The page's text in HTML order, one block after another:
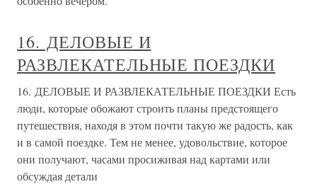
16. ДЕЛОВЫЕ И
РАЗВЛЕКАТЕЛЬНЫЕ ПОЕЗДКИ
16. ДЕЛОВЫЕ И РАЗВЛЕКАТЕЛЬНЫЕ ПОЕЗДКИ Есть
люди, которые обожают строить планы предстоящего
путешествия, находя в этом почти такую же радость, как
и в самой поездке. Тем не менее, удовольствие, которое
они получают, часами просиживая над картами или
обсуждая детали